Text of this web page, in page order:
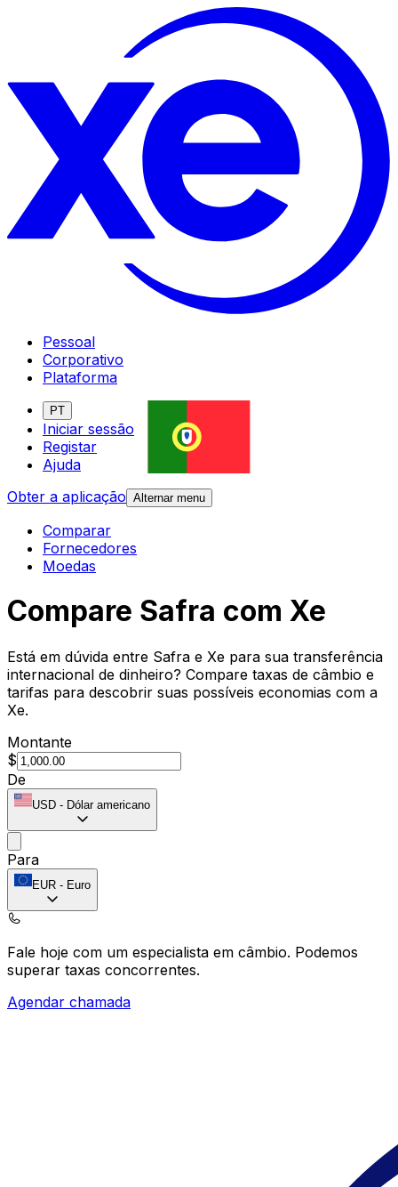
Pessoal
Corporativo
Plataforma
PT
Iniciar sessão
Registar
Ajuda
Obter a aplicação Alternar menu
Comparar
Fornecedores
Moedas
Compare Safra com Xe
Está em dúvida entre Safra e Xe para sua transferência
internacional de dinheiro? Compare taxas de câmbio e
tarifas para descobrir suas possíveis economias com a
Xe.
Montante
$
De
USD - Dólar americano
Para
EUR - Euro
Fale hoje com um especialista em câmbio. Podemos
superar taxas concorrentes.
Agendar chamada